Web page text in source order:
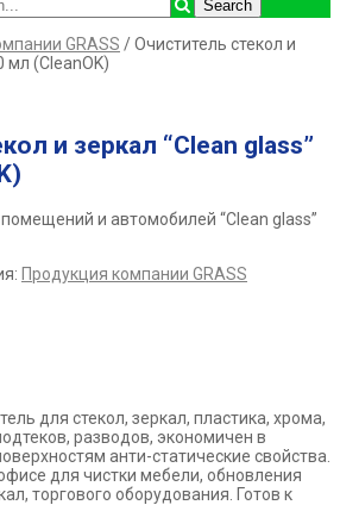
GRASS / Очиститель стекол и
мл (CleanOK)
и зеркал “Clean glass”
и автомобилей “Clean glass”
Продукция компании GRASS
для стекол, зеркал, пластика, хрома,
разводов, экономичен в
анти-статические свойства.
для чистки мебели, обновления
торгового оборудования. Готов к